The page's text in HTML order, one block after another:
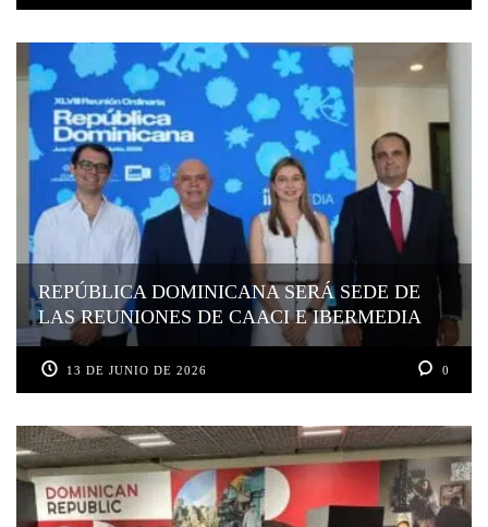
REPÚBLICA DOMINICANA SERÁ SEDE DE
LAS REUNIONES DE CAACI E IBERMEDIA
13 DE JUNIO DE 2026 0